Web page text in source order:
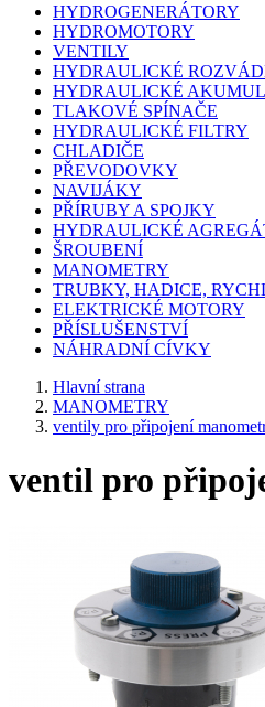
HYDROGENERÁTORY
HYDROMOTORY
VENTILY
HYDRAULICKÉ
HYDRAULICKÉ
TLAKOVÉ SPÍNAČE
HYDRAULICKÉ FILTRY
CHLADIČE
PŘEVODOVKY
NAVIJÁKY
PŘÍRUBY A SPOJKY
HYDRAULICKÉ
ŠROUBENÍ
MANOMETRY
TRUBKY, HADICE,
ELEKTRICKÉ MOTORY
PŘÍSLUŠENSTVÍ
NÁHRADNÍ CÍVKY
Hlavní strana
MANOMETRY
ventily pro připojení
ventil pro